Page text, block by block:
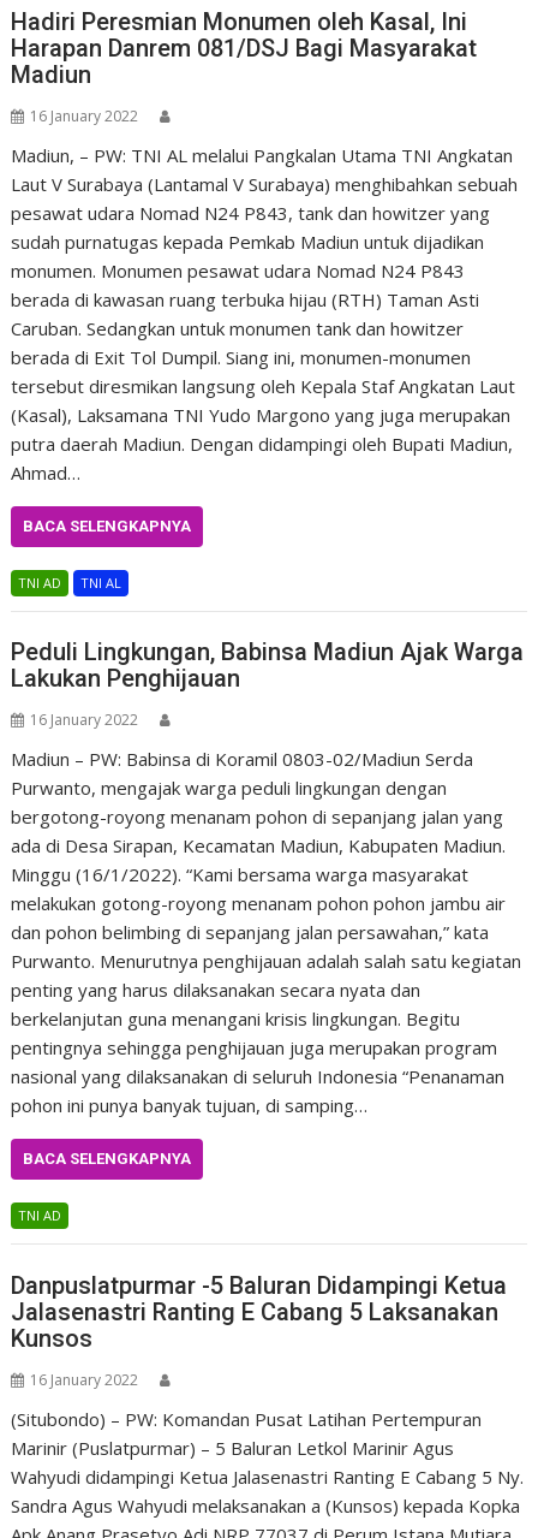
Hadiri Peresmian Monumen oleh Kasal, Ini
Harapan Danrem 081/DSJ Bagi Masyarakat
Madiun
16 January 2022
Madiun, – PW: TNI AL melalui Pangkalan Utama TNI Angkatan
Laut V Surabaya (Lantamal V Surabaya) menghibahkan sebuah
pesawat udara Nomad N24 P843, tank dan howitzer yang
sudah purnatugas kepada Pemkab Madiun untuk dijadikan
monumen. Monumen pesawat udara Nomad N24 P843
berada di kawasan ruang terbuka hijau (RTH) Taman Asti
Caruban. Sedangkan untuk monumen tank dan howitzer
berada di Exit Tol Dumpil. Siang ini, monumen-monumen
tersebut diresmikan langsung oleh Kepala Staf Angkatan Laut
(Kasal), Laksamana TNI Yudo Margono yang juga merupakan
putra daerah Madiun. Dengan didampingi oleh Bupati Madiun,
Ahmad…
BACA SELENGKAPNYA
TNI AD TNI AL
Peduli Lingkungan, Babinsa Madiun Ajak Warga
Lakukan Penghijauan
16 January 2022
Madiun – PW: Babinsa di Koramil 0803-02/Madiun Serda
Purwanto, mengajak warga peduli lingkungan dengan
bergotong-royong menanam pohon di sepanjang jalan yang
ada di Desa Sirapan, Kecamatan Madiun, Kabupaten Madiun.
Minggu (16/1/2022). “Kami bersama warga masyarakat
melakukan gotong-royong menanam pohon pohon jambu air
dan pohon belimbing di sepanjang jalan persawahan,” kata
Purwanto. Menurutnya penghijauan adalah salah satu kegiatan
penting yang harus dilaksanakan secara nyata dan
berkelanjutan guna menangani krisis lingkungan. Begitu
pentingnya sehingga penghijauan juga merupakan program
nasional yang dilaksanakan di seluruh Indonesia “Penanaman
pohon ini punya banyak tujuan, di samping…
BACA SELENGKAPNYA
TNI AD
Danpuslatpurmar -5 Baluran Didampingi Ketua
Jalasenastri Ranting E Cabang 5 Laksanakan
Kunsos
16 January 2022
(Situbondo) – PW: Komandan Pusat Latihan Pertempuran
Marinir (Puslatpurmar) – 5 Baluran Letkol Marinir Agus
Wahyudi didampingi Ketua Jalasenastri Ranting E Cabang 5 Ny.
Sandra Agus Wahyudi melaksanakan a (Kunsos) kepada Kopka